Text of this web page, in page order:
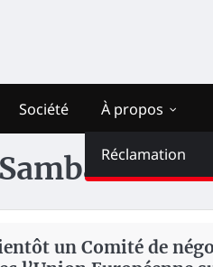
Société À propos
Réclamation
un Comité de